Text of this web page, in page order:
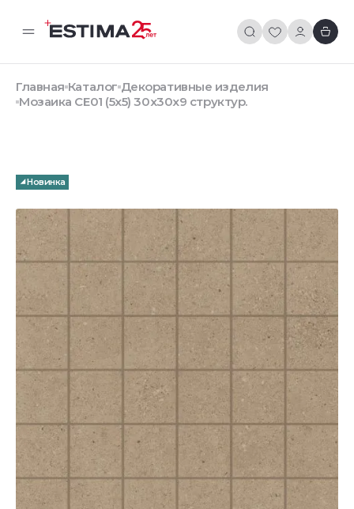
Главная Каталог Декоративные изделия
Мозаика CE01 (5x5) 30x30x9 структур.
Новинка